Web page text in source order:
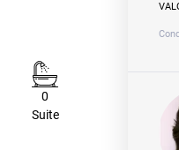
0
Suite